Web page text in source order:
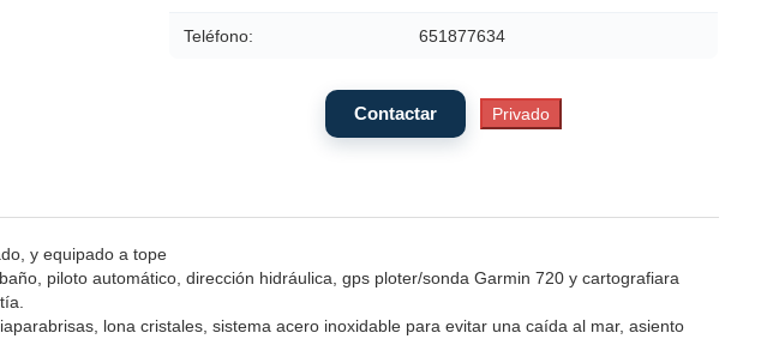
Teléfono: 651877634
y equipado a tope
piloto automático, dirección hidráulica, gps ploter/sonda Garmin 720 y cartografiara
lona cristales, sistema acero inoxidable para evitar una caída al mar, asiento